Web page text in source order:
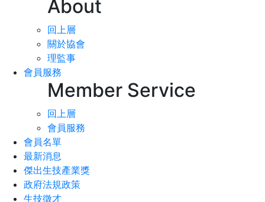
About
回上層
關於協會
理監事
會員服務
Member Service
回上層
會員服務
會員名單
最新消息
傑出生技產業獎
政府法規政策
生技徵才